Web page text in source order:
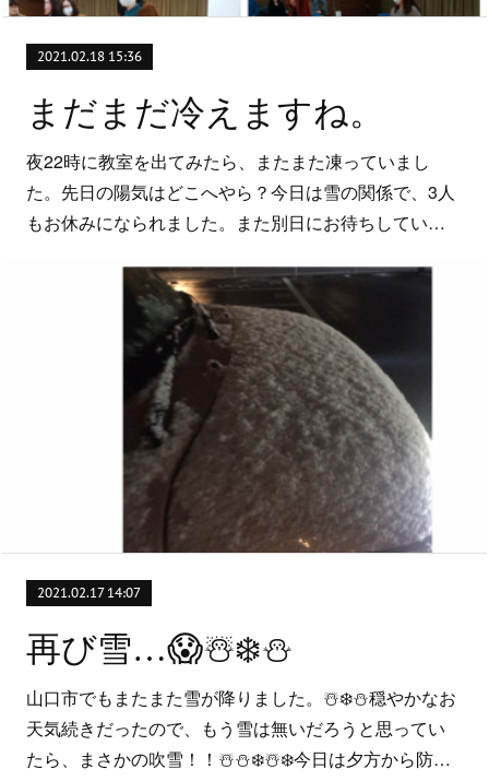
2021.02.18 15:36
まだまだ冷えますね。
夜22時に教室を出てみたら、またまた凍っていまし
た。先日の陽気はどこへやら？今日は雪の関係で、3人
もお休みになられました。また別日にお待ちしてい…
2021.02.17 14:07
再び雪…😱☃️❄️⛄️
山口市でもまたまた雪が降りました。☃️❄️⛄️穏やかなお
天気続きだったので、もう雪は無いだろうと思ってい
たら、まさかの吹雪！！☃️⛄️❄️☃️❄️今日は夕方から防…